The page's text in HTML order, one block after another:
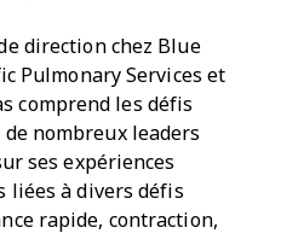
direction chez Blue
Pulmonary Services et
comprend les défis
nombreux leaders
ses expériences
liées à divers défis
rapide, contraction,